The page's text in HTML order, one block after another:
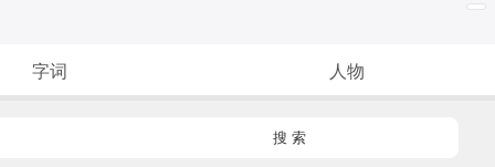
字词 人物
搜 索